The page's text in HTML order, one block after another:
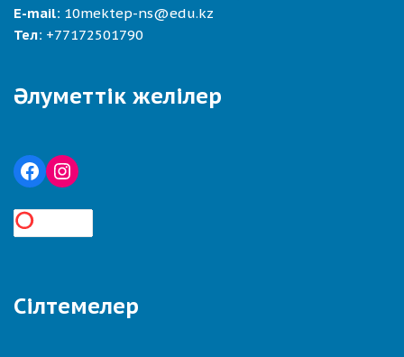
E-mail: 10mektep-ns@edu.kz
Тел: +77172501790
Әлуметтік желілер
Сілтемелер